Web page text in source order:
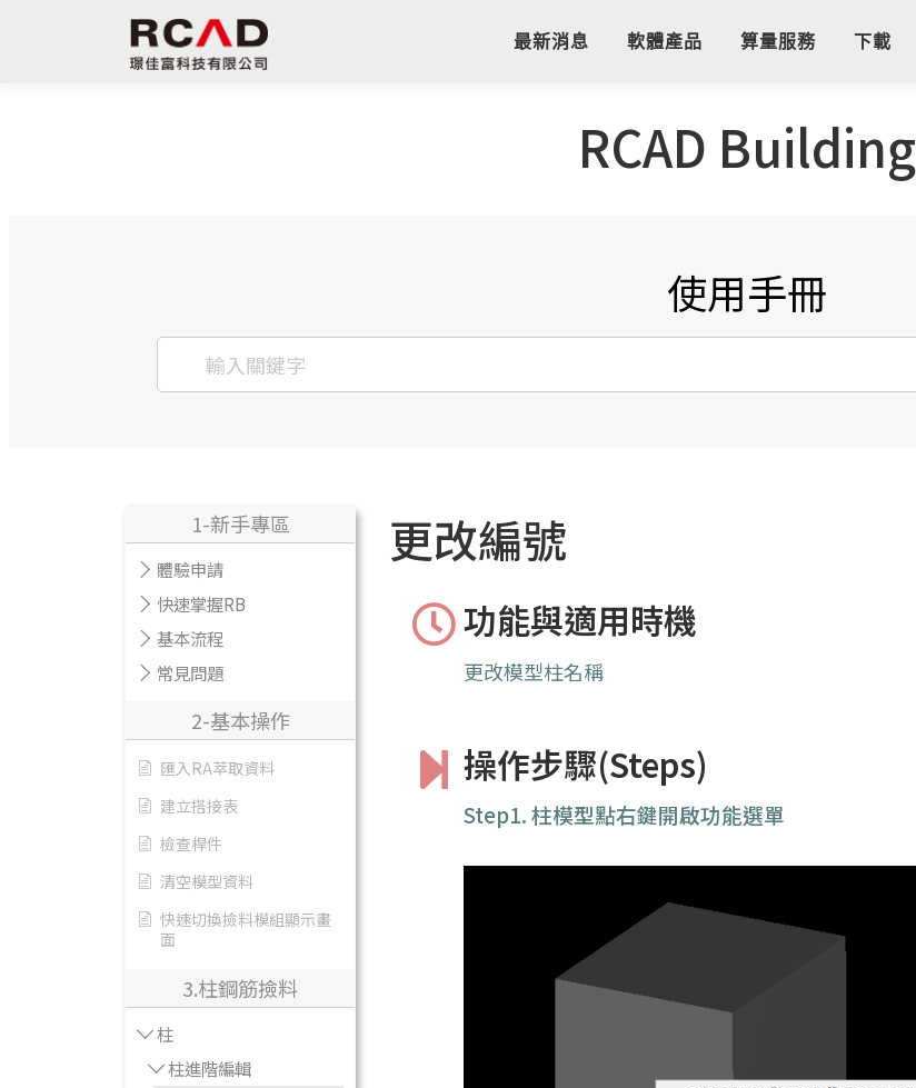
最新消息 軟體產品 算量服務 下載
RCAD Building
使用手冊
1-新手專區
體驗申請
快速掌握RB
基本流程
常見問題
2-基本操作
匯入RA萃取資料
建立搭接表
檢查桿件
清空模型資料
快速切換撿料模組顯示畫
面
3.柱鋼筋撿料
柱
柱進階編輯
更改編號
功能與適用時機
更改模型柱名稱
操作步驟(Steps)
Step1. 柱模型點右鍵開啟功能選單